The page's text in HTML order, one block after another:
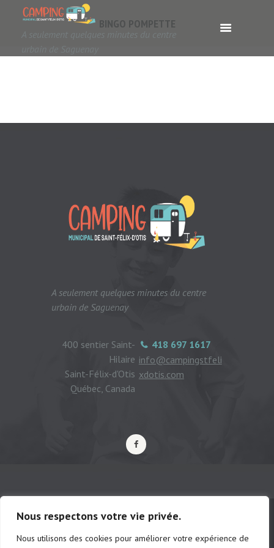
Nous respectons votre vie privée.
Nous utilisons des cookies pour améliorer votre expérience de
A seulement quelques minutes du centre
urbain de Saguenay
BINGO POMPETTE
A seulement quelques minutes du centre
urbain de Saguenay
418 697 1617
info@campingstfeli
xdotis.com
400 sentier Saint-
Hilaire
Saint-Félix-d'Otis
Québec, Canada
© Camping municipal de St-Félix d'Otis,